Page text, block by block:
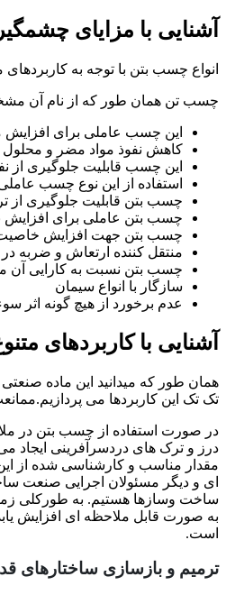
آشنایی با مزایای
انواع چسب بتن با توجه به
چسب تن همان طور که از نام آن
این چسب عاملی برای
کاهش نفوذ مواد مضر و محلول
این چسب قابلیت جلوگیری از
استفاده از این نوع چسب
چسب بتن قابلیت جلوگیری از
چسب بتن عاملی برای افزایش
چسب بتن جهت افزایش خاصیت
منتقل کننده ارتعاش و ضربه
چسب بتن نسبت به کارایی آن
سازگار با انواع سیمان
عدم برخورد از هیچ گونه اثر
آشنایی با کاربردهای
همان طور که میدانید این ماده
تک تک این کاربردها می
در صورت استفاده از چسب بتن در
درز و ترک های دردسرآفرینی ایجاد
مقدار مناسب و کارشناسی شده از
ای و دیگر مسئولان اجرایی صنعت
ساخت وسازها هستیم. به طورکلی
به صورت قابل ملاحظه ای افزایش
است.
ترمیم و بازسازی ساختارهای